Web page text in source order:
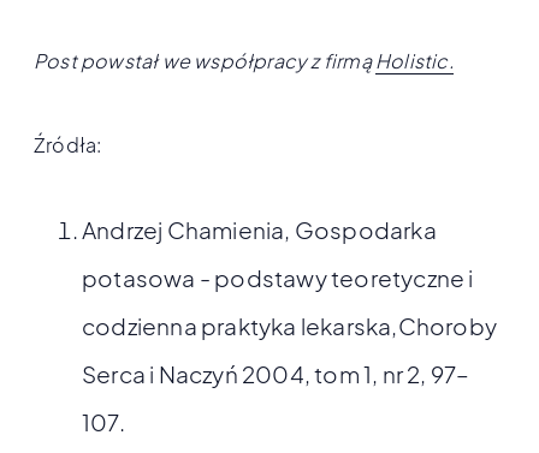
Post powstał we współpracy z firmąHolistic.
Źródła:
Andrzej Chamienia, Gospodarka
potasowa - podstawy teoretyczne i
codzienna praktyka lekarska,Choroby
Serca i Naczyń 2004, tom 1, nr 2, 97–
107.